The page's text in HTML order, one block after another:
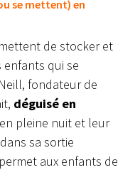
se mettent) en
de stocker et
enfants qui se
fondateur de
déguisé en
pleine nuit et leur
sa sortie
aux enfants de